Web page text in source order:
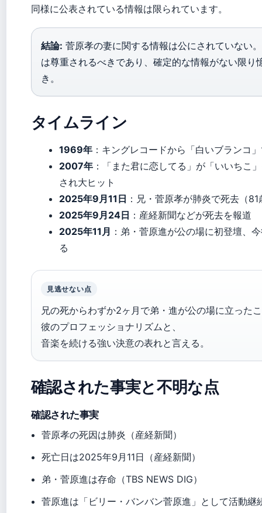
同様に公表されている情報は限られています。
結論: 菅原孝の妻に関する情報は公にされていない
は尊重されるべきであり、確定的な情報がない限り
き。
タイムライン
1969年 ：キングレコードから「白いブランコ
2007年 ：「また君に恋してる」が「いいちこ
され大ヒット
2025年9月11日 ：兄・菅原孝が肺炎で死去（81
2025年9月24日 ：産経新聞などが死去を報道
2025年11月 ：弟・菅原進が公の場に初登壇、
る
見逃せない点
兄の死からわずか2ヶ月で弟・進が公の場に立った
彼のプロフェッショナリズムと、
音楽を続ける強い決意の表れと言える。
確認された事実と不明な点
確認された事実
菅原孝の死因は肺炎（産経新聞）
死亡日は2025年9月11日（産経新聞）
弟・菅原進は存命（TBS NEWS DIG）
菅原進は「ビリー・バンバン菅原進」として活動継